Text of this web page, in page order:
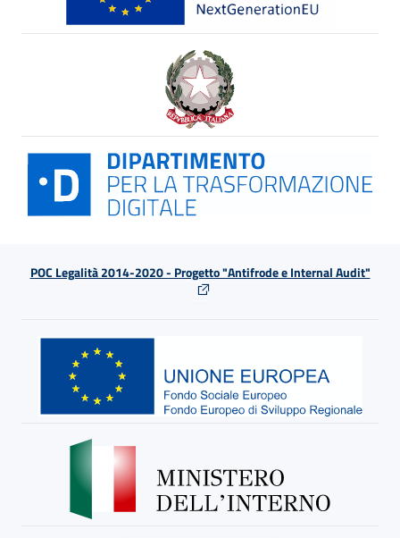
POC Legalità 2014-2020 - Progetto "Antifrode e Internal Audit"